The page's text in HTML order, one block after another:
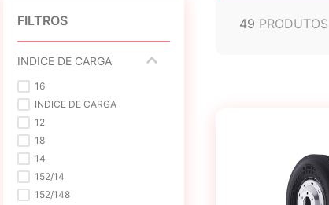
FILTROS
INDICE DE CARGA
16
INDICE DE CARGA
12
18
14
152/14
152/148
49 PRODUTOS